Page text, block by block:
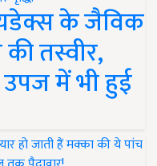
के जैविक
तस्वीर,
में भी हुई